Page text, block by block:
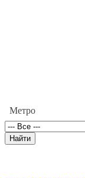
Метро